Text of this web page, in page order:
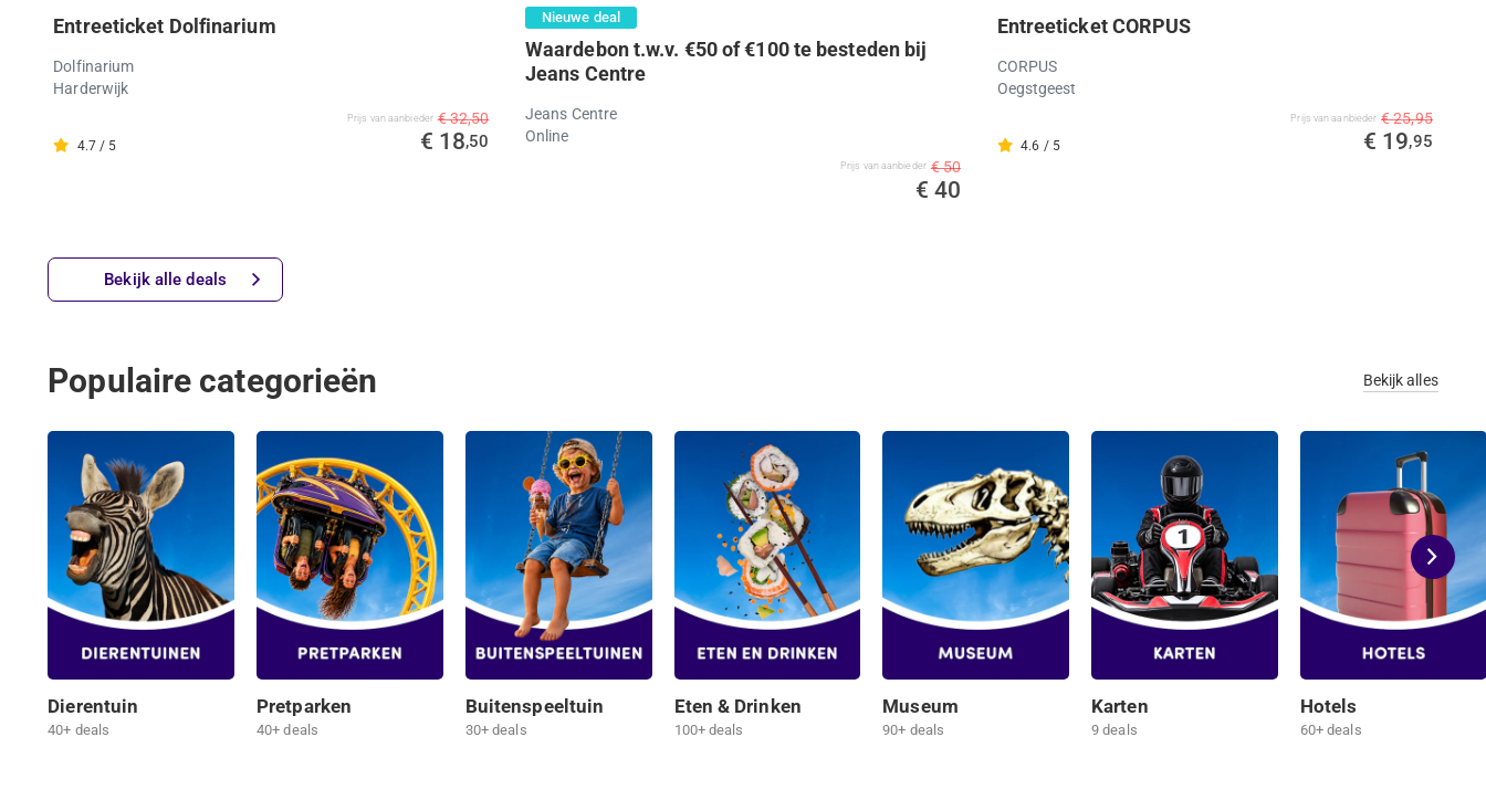
Entreeticket Dolfinarium
Dolfinarium
Harderwijk
4.7 / 5
Prijs van aanbieder € 32,50
€ 18,50
Nieuwe deal
Waardebon t.w.v. €50 of €100 te besteden bij
Jeans Centre
Jeans Centre
Online
Prijs van aanbieder € 50
€ 40
Entreeticket CORPUS
CORPUS
Oegstgeest
4.6 / 5
Prijs van aanbieder € 25,95
€ 19,95
Bekijk alle deals
Populaire categorieën Bekijk alles
Dierentuin
40+ deals
Pretparken
40+ deals
Buitenspeeltuin
30+ deals
Eten & Drinken
100+ deals
Museum
90+ deals
Karten
9 deals
Hotels
60+ deals